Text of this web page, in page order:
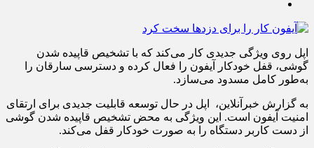
اپل روی ویژگی جدیدی کار می‌کند که با تشخیص قاپیده شدن
گوشی، قفل خودکار آیفون را فعال کرده و دسترسی سارقان را
به‌طور کامل مسدود می‌سازد.
به گزارش خبرآنلاین، اپل در حال توسعه قابلیت جدیدی برای ارتقای
امنیت آیفون است. این ویژگی به محض تشخیص قاپیده شدن گوشی
از دست کاربر دستگاه را به صورت خودکار قفل می‌کند.